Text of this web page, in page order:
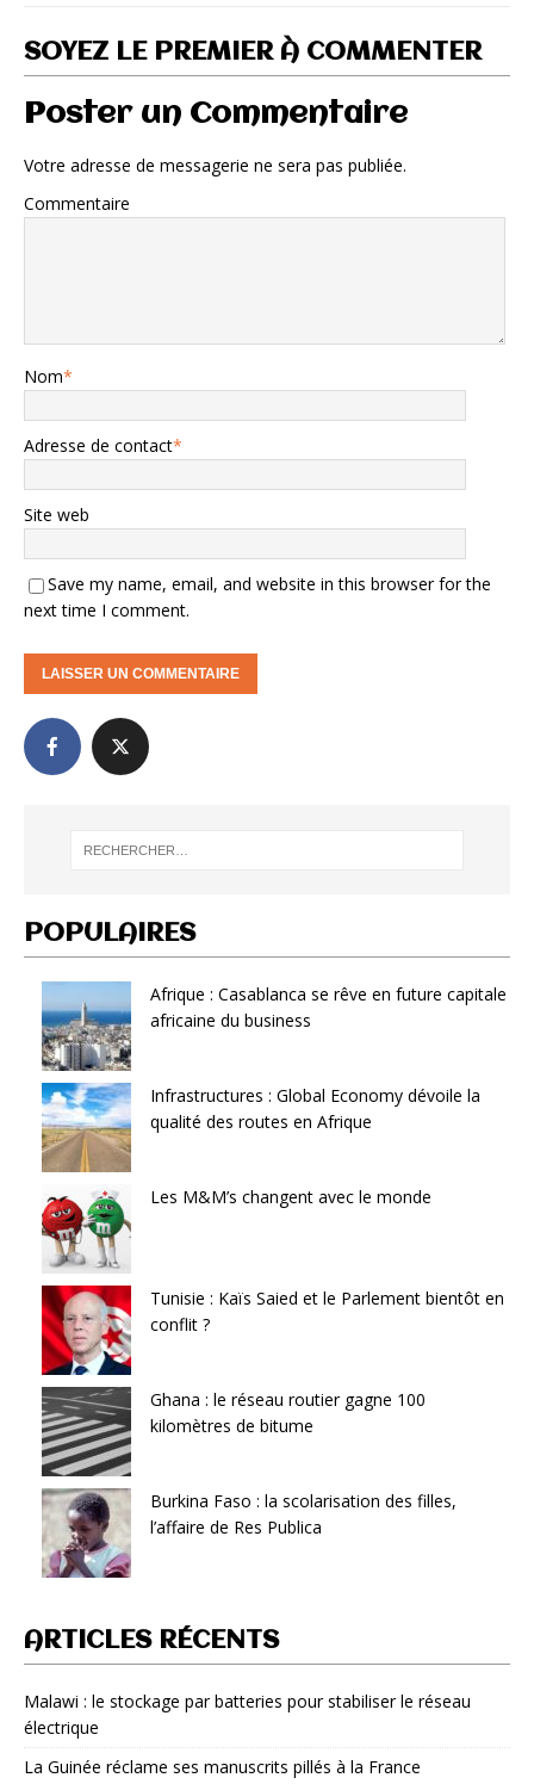
SOYEZ LE PREMIER À COMMENTER
Poster un Commentaire
Votre adresse de messagerie ne sera pas publiée.
Commentaire
Nom*
Adresse de contact*
Site web
Save my name, email, and website in this browser for the
next time I comment.
POPULAIRES
Afrique : Casablanca se rêve en future capitale
africaine du business
Infrastructures : Global Economy dévoile la
qualité des routes en Afrique
Les M&M’s changent avec le monde
Tunisie : Kaïs Saied et le Parlement bientôt en
conflit ?
Ghana : le réseau routier gagne 100
kilomètres de bitume
Burkina Faso : la scolarisation des filles,
l’affaire de Res Publica
ARTICLES RÉCENTS
Malawi : le stockage par batteries pour stabiliser le réseau
électrique
La Guinée réclame ses manuscrits pillés à la France